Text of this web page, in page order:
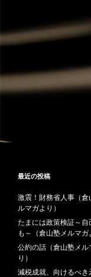
テ
ン
へ
ス
倉山満の砦～誰も教え
最近の投稿
激震！財務省人事（倉
ルマガより）
たまには政策検証～自
も～（倉山塾メルマガ
公約の話（倉山塾メル
り）
減税成就、向けるべき